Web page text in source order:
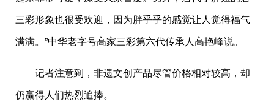
三彩形象也很受欢迎，因为胖乎乎的感觉让人觉得福气
满满。”中华老字号高家三彩第六代传承人高艳峰说。
记者注意到，非遗文创产品尽管价格相对较高，却
仍赢得人们热烈追捧。